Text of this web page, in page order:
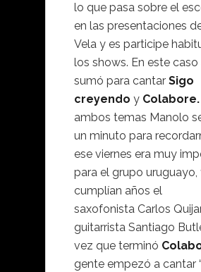
lo que pasa sobre el
en las presentaciones
Vela y es participe
los shows. En este caso
sumó para cantar Sigo
creyendo y Colabore.
ambos temas Manolo
un minuto para
ese viernes era muy
para el grupo uruguayo,
cumplían años el
saxofonista Carlos
guitarrista Santiago
vez que terminó
gente empezó a cantar “